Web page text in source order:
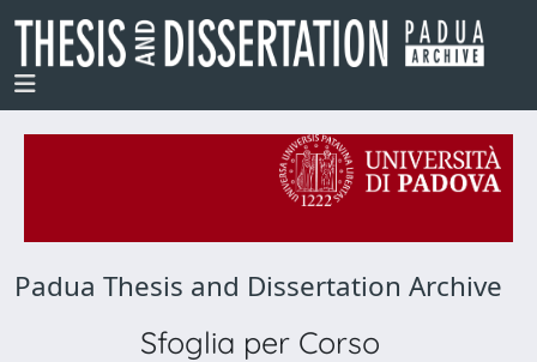
Padua Thesis and Dissertation Archive
Sfoglia per Corso